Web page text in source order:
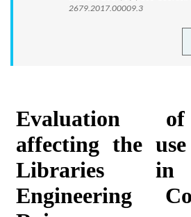
2679.2017.00009.3